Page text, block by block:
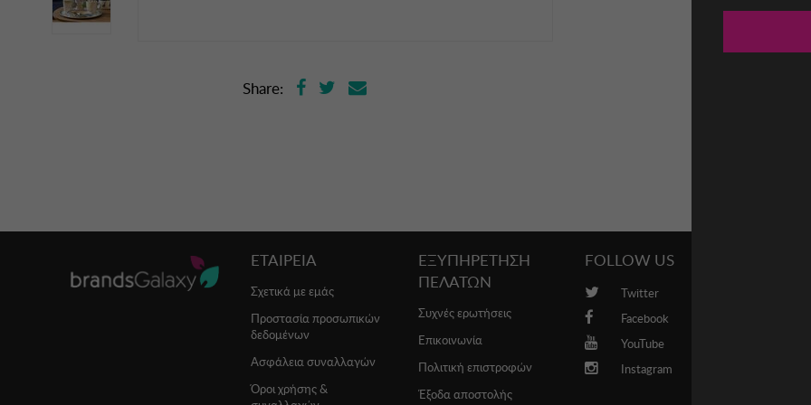
Share:
ΕΤΑΙΡΕΙΑ
Σχετικά με εμάς
Προστασία προσωπικών
δεδομένων
Ασφάλεια συναλλαγών
Όροι χρήσης &
ΕΞΥΠΗΡΕΤΗΣΗ
ΠΕΛΑΤΩΝ
Συχνές ερωτήσεις
Επικοινωνία
Πολιτική επιστροφών
Έξοδα αποστολής
FOLLOW US
Twitter
Facebook
YouTube
Instagram